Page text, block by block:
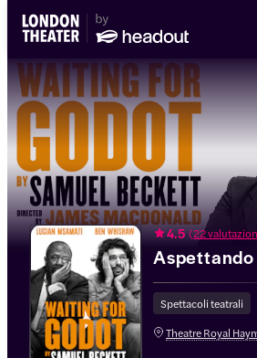
4.5 (22
Spettacoli teatrali
Theatre Royal